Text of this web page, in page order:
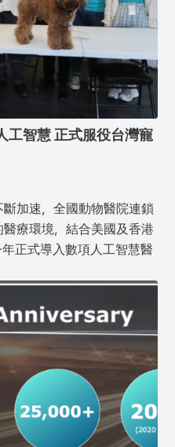
工智慧 正式服役台灣寵
加速，全國動物醫院連鎖
療環境，結合美國及香港
正式導入數項人工智慧醫